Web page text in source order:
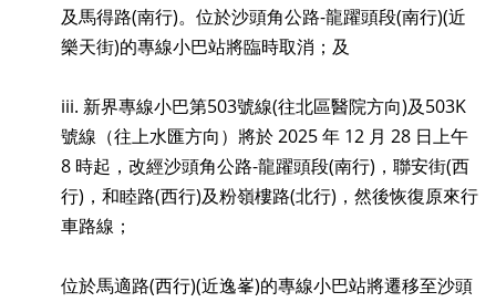
及馬得路(南行)。位於沙頭角公路-龍躍頭段(南行)(近
樂天街)的專線小巴站將臨時取消；及
iii. 新界專線小巴第503號線(往北區醫院方向)及503K
號線（往上水匯方向）將於2025年 12 月 28 日上午
8 時起，改經沙頭角公路-龍躍頭段(南行) ，聯安街(西
行) ，和睦路(西行)及粉嶺樓路(北行) ，然後恢復原來行
車路線；
位於馬適路(西行)(近逸峯)的專線小巴站將遷移至沙頭